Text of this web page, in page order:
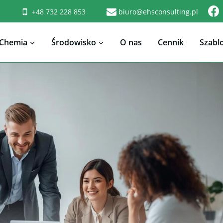
+48 732 228 853 biuro@ehsconsulting.pl
Chemia Środowisko O nas Cennik